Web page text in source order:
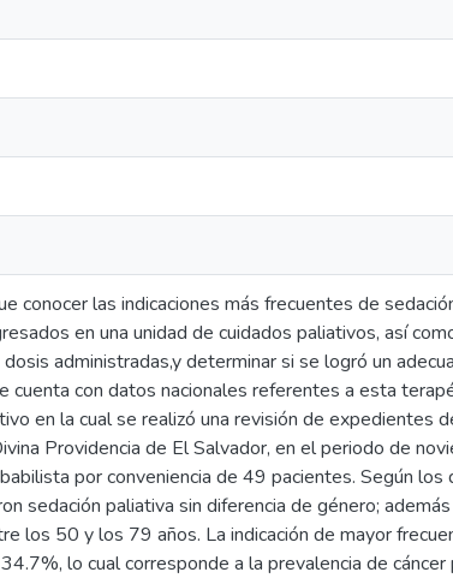
las indicaciones más frecuentes de
en una unidad de cuidados paliativos, así
administradas,y determinar si se logró un
con datos nacionales referentes a esta
en la cual se realizó una revisión de expedientes
Providencia de El Salvador, en el periodo de
por conveniencia de 49 pacientes. Según
sedación paliativa sin diferencia de género;
los 50 y los 79 años. La indicación de mayor
lo cual corresponde a la prevalencia de